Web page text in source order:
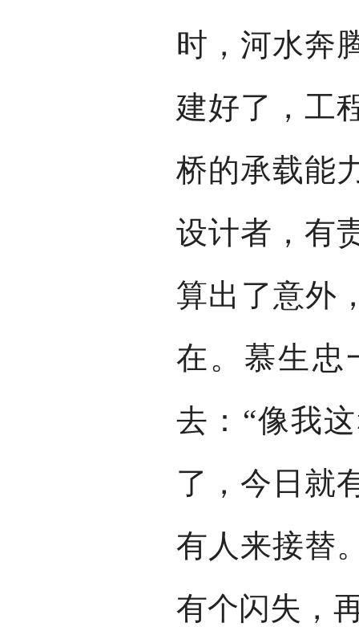
时，河水奔
建好了，工
桥的承载能
设计者，有
算出了意外
在。慕生忠
去：“像我
了，今日就
有人来接替
有个闪失，